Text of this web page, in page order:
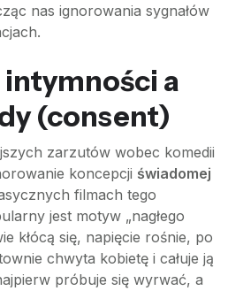
nas ignorowania sygnałów
a
(consent)
zarzutów wobec komedii
koncepcji świadomej
filmach tego
jest motyw „nagłego
kłócą się, napięcie rośnie, po
chwyta kobietę i całuje ją
próbuje się wyrwać, a